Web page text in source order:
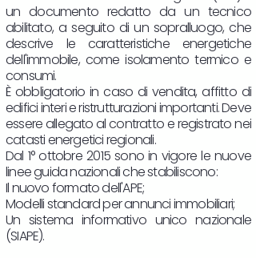
un documento redatto da un tecnico
abilitato, a seguito di un sopralluogo, che
descrive le caratteristiche energetiche
dell'immobile, come isolamento termico e
consumi.
È obbligatorio in caso di vendita, affitto di
edifici interi e ristrutturazioni importanti. Deve
essere allegato al contratto e registrato nei
catasti energetici regionali.
Dal 1° ottobre 2015 sono in vigore le nuove
linee guida nazionali che stabiliscono:
Il nuovo formato dell'APE;
Modelli standard per annunci immobiliari;
Un sistema informativo unico nazionale
(SIAPE).